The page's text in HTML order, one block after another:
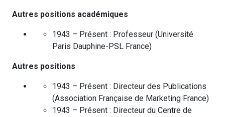
Autres positions académiques
1943 – Présent : Professeur (Université
Paris Dauphine-PSL France)
Autres positions
1943 – Présent : Directeur des Publications
(Association Française de Marketing France)
1943 – Présent : Directeur du Centre de